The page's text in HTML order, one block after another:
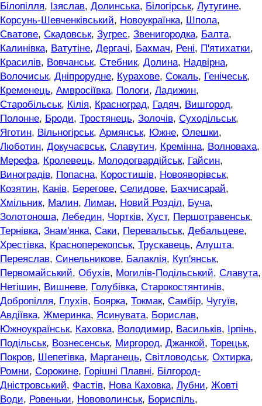
Білопілля, Ізяслав, Долинська, Білогірськ, Лутугине,
Корсунь-Шевченківський, Новоукраїнка, Шпола,
Сватове, Скадовськ, Зугрес, Звенигородка, Балта,
Калинівка, Ватутіне, Дергачі, Бахмач, Рені, П'ятихатки,
Красилів, Вовчанськ, Стебник, Долина, Надвірна,
Волочиськ, Дніпрорудне, Курахове, Сокаль, Генічеськ,
Кременець, Амвросіївка, Пологи, Ладижин,
Старобільськ, Кілія, Красноград, Гадяч, Вишгород,
Полонне, Броди, Тростянець, Золочів, Суходільськ,
Яготин, Вільногірськ, Армянськ, Южне, Олешки,
Люботин, Докучаєвськ, Славутич, Кремінна, Волноваха,
Мерефа, Кролевець, Молодогвардійськ, Гайсин,
Виноградів, Попасна, Коростишів, Новояворівськ,
Козятин, Канів, Берегове, Селидове, Бахчисарай,
Хмільник, Малин, Лиман, Новий Розділ, Буча,
Золотоноша, Лебедин, Чортків, Хуст, Першотравенськ,
Тернівка, Знам'янка, Саки, Перевальськ, Дебальцеве,
Хрестівка, Красноперекопськ, Трускавець, Алушта,
Переяслав, Синельникове, Балаклія, Куп'янськ,
Первомайський, Обухів, Могилів-Подільський, Славута,
Нетішин, Вишневе, Голубівка, Старокостянтинів,
Добропілля, Глухів, Боярка, Токмак, Самбір, Чугуїв,
Авдіївка, Жмеринка, Ясинувата, Борислав,
Южноукраїнськ, Каховка, Володимир, Васильків, Ірпінь,
Подільськ, Вознесенськ, Миргород, Джанкой, Торецьк,
Покров, Шепетівка, Марганець, Світловодськ, Охтирка,
Ромни, Сорокине, Горішні Плавні, Білгород-
Дністровський, Фастів, Нова Каховка, Лубни, Жовті
Води, Ровеньки, Нововолинськ, Бориспіль,